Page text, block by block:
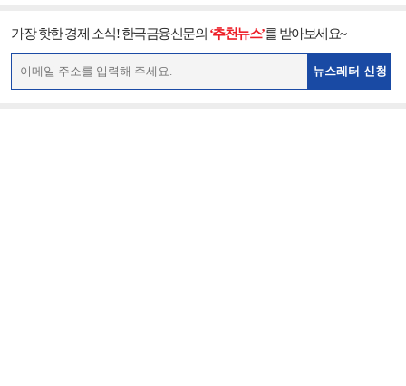
가장 핫한 경제 소식! 한국금융신문의 ‘추천뉴스’를 받아보세요~
뉴스레터 신청